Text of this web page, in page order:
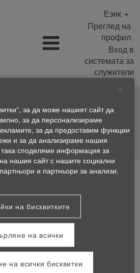
Език
Преглед на
профил
Вход в
системата за
служители
на позиции
за да може нашият сайт да
за да персонализираме
за да предоставим функции
и за да анализираме нашия
споделяме информация за
нашия сайт с нашите социални
и партньори за анализи.
на бисквитките
на всички
на всички бисквитки